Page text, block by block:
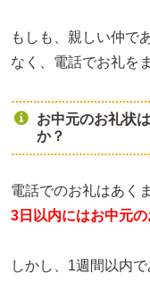
もしも、親しい仲で
なく、電話でお礼を
お中元のお礼状
か？
電話でのお礼はあく
3日以内にはお中元
しかし、1週間以内